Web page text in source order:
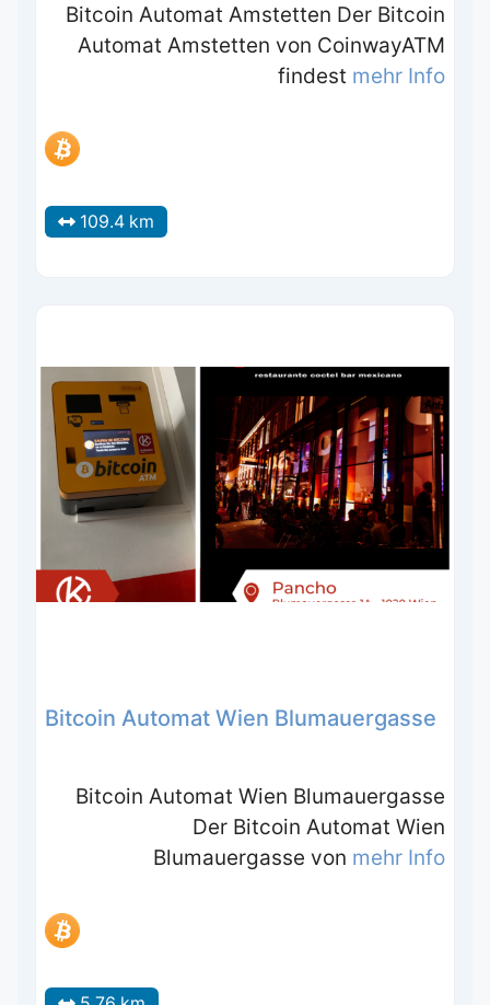
Bitcoin Automat Amstetten Der Bitcoin
Automat Amstetten von CoinwayATM
findest mehr Info
109.4 km
Bitcoin Automat Wien Blumauergasse
Bitcoin Automat Wien Blumauergasse
Der Bitcoin Automat Wien
Blumauergasse von mehr Info